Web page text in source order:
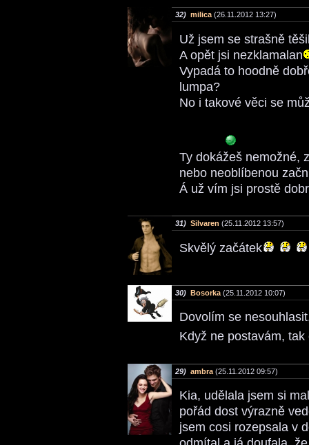
32) milica(26.11.2012 13:27)
Už jsem se strašně
A opět jsi nezklamalan
Vypadá to hoodně
lumpa?
No i takové věci se
Ty dokážeš nemožné,
nebo neoblíbenou
Á už vím jsi prostě
31) Silvaren (25.11.2012 13:57)
Skvělý začátek
30) Bosorka (25.11.2012 10:07)
Dovolím se
Když ne postavám,
29) ambra (25.11.2012 09:57)
Kia, udělala jsem si
pořád dost výrazně
jsem cosi rozepsala v